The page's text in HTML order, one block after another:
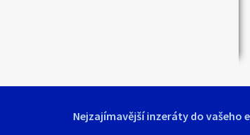
Nejzajímavější inzeráty do vašeho